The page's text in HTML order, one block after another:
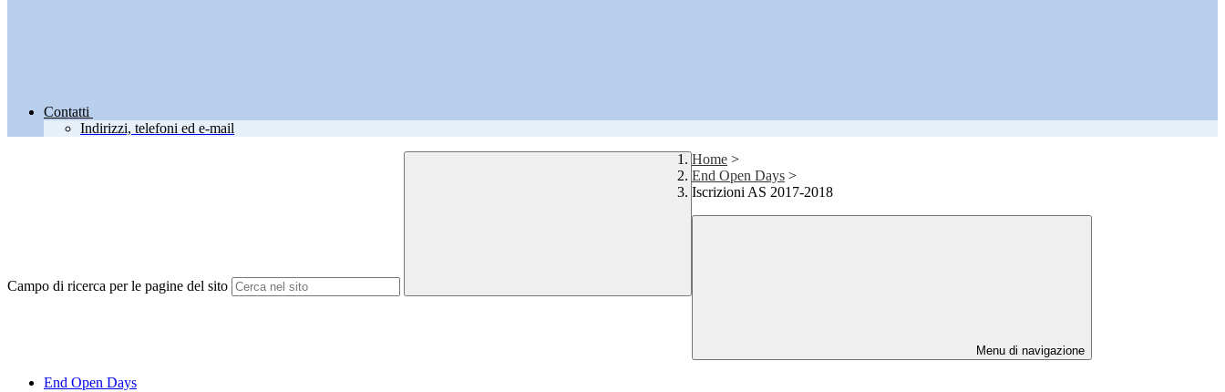
Contatti
Indirizzi, telefoni ed e-mail
Campo di ricerca per le pagine del sito
Home >
End Open Days >
Iscrizioni AS 2017-2018
Menu di navigazione
End Open Days